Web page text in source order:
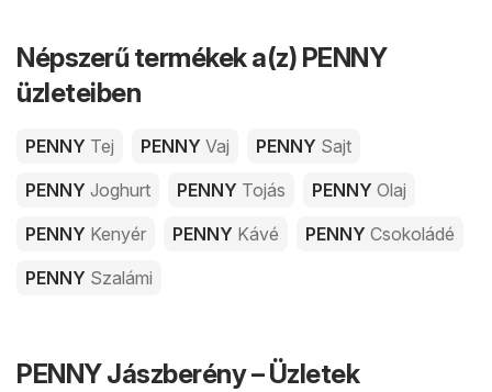
Népszerű termékek a(z) PENNY
üzleteiben
PENNY Tej PENNY Vaj PENNY Sajt
PENNY Joghurt PENNY Tojás PENNY Olaj
PENNY Kenyér PENNY Kávé PENNY Csokoládé
PENNY Szalámi
PENNY Jászberény – Üzletek